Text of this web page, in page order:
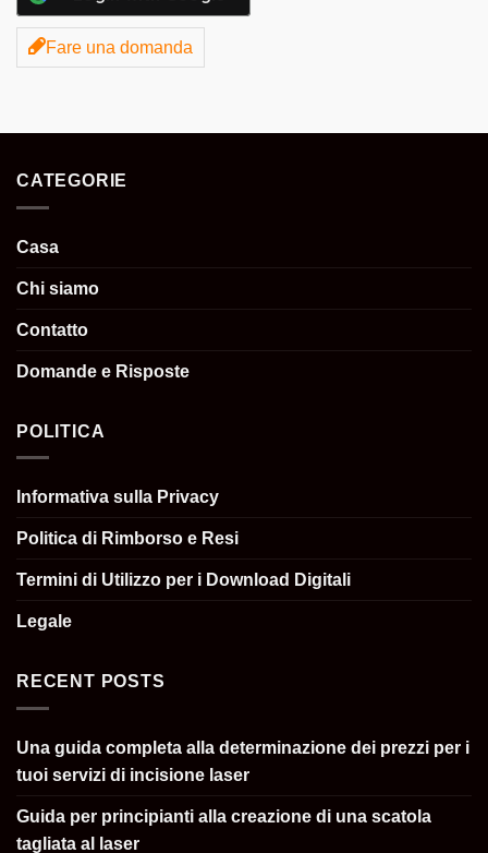
Fare una domanda
CATEGORIE
Casa
Chi siamo
Contatto
Domande e Risposte
POLITICA
Informativa sulla Privacy
Politica di Rimborso e Resi
Termini di Utilizzo per i Download Digitali
Legale
RECENT POSTS
Una guida completa alla determinazione dei prezzi per i
tuoi servizi di incisione laser
Guida per principianti alla creazione di una scatola
tagliata al laser